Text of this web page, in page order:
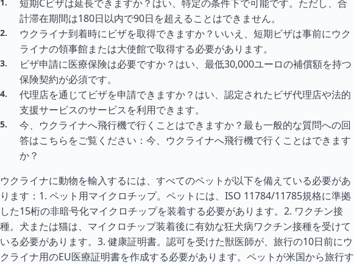
短期Cビザは延長できますか？はい、特定の条件下で可能です。ただし、合
計滞在期間は180日以内で90日を超えることはできません。
ウクライナ到着時にビザを取得できますか？いいえ、短期ビザは事前にウク
ライナの領事館または大使館で取得する必要があります。
ビザ申請に医療保険は必要ですか？はい、最低30,000ユーロの補償額を持つ
保険契約が必須です。
代理店を通じてビザを申請できますか？はい、認定されたビザ代理店や法的
支援サービスのサービスを利用できます。
今、ウクライナへ飛行機で行くことはできますか？最も一般的な質問への回
答はこちらをご覧ください：今、ウクライナへ飛行機で行くことはできます
か？
ウクライナに動物を輸入するには、すべてのペットが以下を備えている必要があ
ります：1. ペット用マイクロチップ。ペットには、ISO 11784/11785規格に準拠
した15桁の非暗号化マイクロチップを装着する必要があります。2. ワクチン接
種。犬または猫は、マイクロチップ装着後に有効な狂犬病ワクチン接種を受けて
いる必要があります。3. 健康証明書。認可を受けた獣医師が、旅行の10日前にウ
クライナ用のEU医療証明書を作成する必要があります。ペットが米国から旅行す